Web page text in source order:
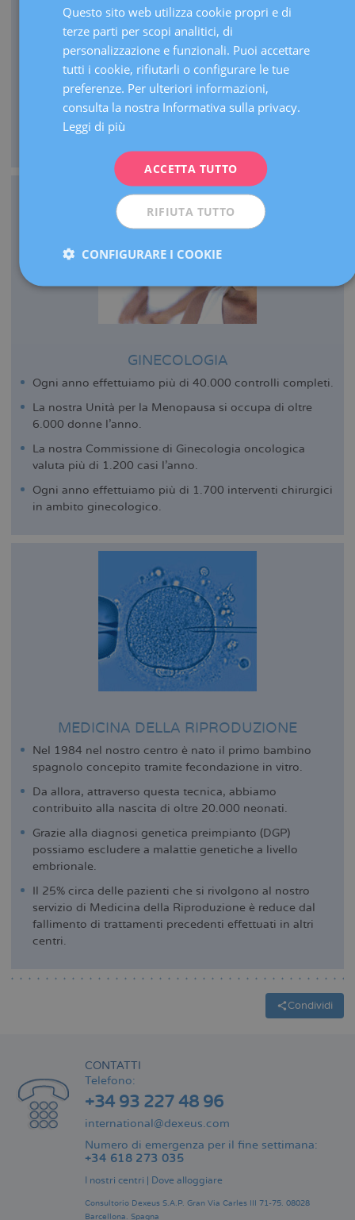
Annualmente, effettuiamo più di 30.000 ecografie in
corso di gravidanza.
In quanto centro di riferimento, eseguiamo oltre 3.000
visite l’anno per gravidanze ad alto rischio.
Disponiamo di un’Unità di terapia intensiva (UTI)
neonatale di terzo livello in grado di far fronte a parti
GINECOLOGIA
Ogni anno effettuiamo più di 40.000 controlli completi.
La nostra Unità per la Menopausa si occupa di oltre
6.000 donne l’anno.
La nostra Commissione di Ginecologia oncologica
valuta più di 1.200 casi l’anno.
Ogni anno effettuiamo più di 1.700 interventi chirurgici
in ambito ginecologico.
MEDICINA DELLA RIPRODUZIONE
Nel 1984 nel nostro centro è nato il primo bambino
spagnolo concepito tramite fecondazione in vitro.
Da allora, attraverso questa tecnica, abbiamo
contribuito alla nascita di oltre 20.000 neonati.
Grazie alla diagnosi genetica preimpianto (DGP)
possiamo escludere a malattie genetiche a livello
embrionale.
Il 25% circa delle pazienti che si rivolgono al nostro
servizio di Medicina della Riproduzione è reduce dal
fallimento di trattamenti precedenti effettuati in altri
centri.
Condividi
CONTATTI
Telefono:
+34 93 227 48 96
international@dexeus.com
Numero di emergenza per il fine settimana:
+34 618 273 035
I nostri centri Dove alloggiare
Consultorio Dexeus S.A.P. Gran Via Carles III 71-75. 08028
Barcellona. Spagna
SPANISH
DEUTSCH
Questo sito web utilizza cookie propri e di
terze parti per scopi analitici, di
personalizzazione e funzionali. Puoi accettare
tutti i cookie, rifiutarli o configurare le tue
preferenze. Per ulteriori informazioni,
consulta la nostra Informativa sulla privacy.
Leggi di più
ACCETTA TUTTO
RIFIUTA TUTTO
CONFIGURARE I COOKIE